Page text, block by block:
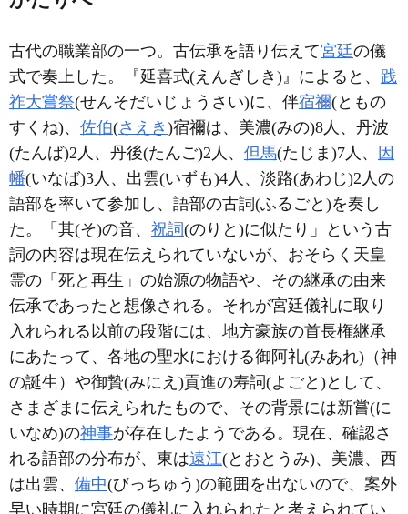
古代の職業部の一つ。古伝承を語り伝えて宮廷の儀
式で奏上した。『延喜式(えんぎしき)』によると、 践
祚大嘗祭(せんそだいじょうさい)に、伴宿禰(ともの
すくね)、 佐伯(さえき )宿禰は、美濃(みの)8人、丹波
(たんば)2人、丹後(たんご)2人、 但馬(たじま)7人、
因
幡(いなば)3人、出雲(いずも)4人、淡路(あわじ)2人の
語部を率いて参加し、語部の古詞(ふるごと)を奏し
た。「其(そ)の音、 祝詞(のりと)に似たり」という古
詞の内容は現在伝えられていないが、おそらく天皇
霊の「死と再生」の始源の物語や、その継承の由来
伝承であったと想像される。それが宮廷儀礼に取り
入れられる以前の段階には、地方豪族の首長権継承
にあたって、各地の聖水における御阿礼(みあれ)（神
の誕生）や御贄(みにえ)貢進の寿詞(よごと)として、
さまざまに伝えられたもので、その背景には新嘗(に
いなめ)の神事が存在したようである。現在、確認さ
れる語部の分布が、東は遠江(とおとうみ)、美濃、西
は出雲、 備中(びっちゅう)の範囲を出ないので、案外
早い時期に宮廷の儀礼に入れられたと考えられてい